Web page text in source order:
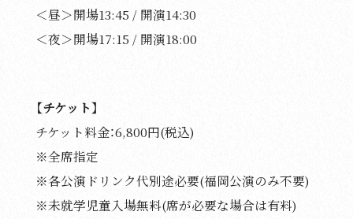
＜昼＞開場13:45 / 開演14:30
＜夜＞開場17:15 / 開演18:00
【チケット】
チケット料⾦：6,800円(税込)
※全席指定
※各公演ドリンク代別途必要(福岡公演のみ不要)
※未就学児童⼊場無料(席が必要な場合は有料)